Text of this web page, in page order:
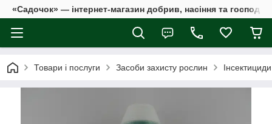
«Садочок» — інтернет-магазин добрив, насіння та
Товари і послуги Засоби захисту рослин Інсектициди